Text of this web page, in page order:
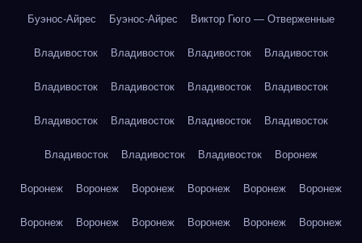
Буэнос-Айрес Буэнос-Айрес Виктор Гюго — Отверженные
Владивосток Владивосток Владивосток Владивосток
Владивосток Владивосток Владивосток Владивосток
Владивосток Владивосток Владивосток Владивосток
Владивосток Владивосток Владивосток Воронеж
Воронеж Воронеж Воронеж Воронеж Воронеж Воронеж
Воронеж Воронеж Воронеж Воронеж Воронеж Воронеж